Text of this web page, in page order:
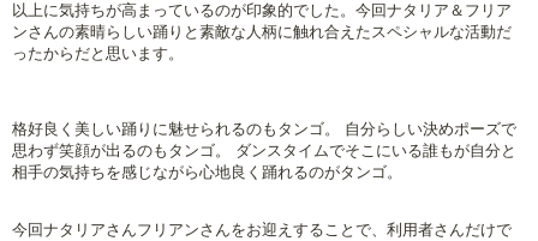
以上に気持ちが高まっているのが印象的でした。今回ナタリア＆フリア
ンさんの素晴らしい踊りと素敵な人柄に触れ合えたスペシャルな活動だ
ったからだと思います。
格好良く美しい踊りに魅せられるのもタンゴ。 自分らしい決めポーズで
思わず笑顔が出るのもタンゴ。 ダンスタイムでそこにいる誰もが自分と
相手の気持ちを感じながら心地良く踊れるのがタンゴ。
今回ナタリアさんフリアンさんをお迎えすることで、利用者さんだけで